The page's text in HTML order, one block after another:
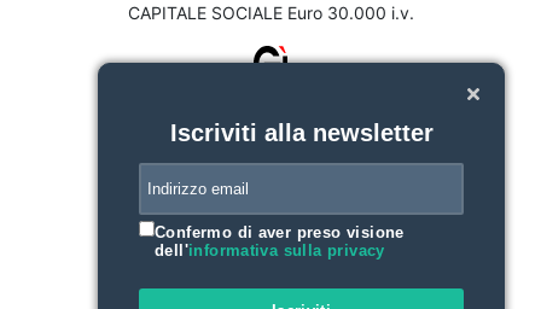
CAPITALE SOCIALE Euro 30.000 i.v.
Iscriviti alla newsletter
Confermo di aver preso visione
dell'informativa sulla privacy